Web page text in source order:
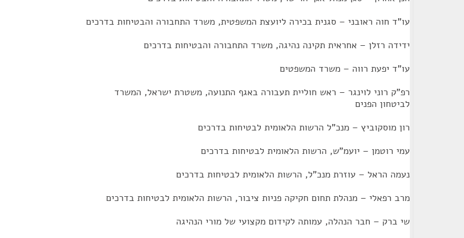
עו"ד חוה ראובני – סגנית בכירה ליועצת המשפטית, משרד התחבורה והבטיחות בדרכים
ידידה רזלן – אחראית תקינה נהיגה, משרד התחבורה והבטיחות בדרכים
עו"ד יפעת רווה – משרד המשפטים
רפ"ק רוני לוינגר – ראש חוליית תעבורה באגף התנועה, משטרת ישראל, המשרד
לביטחון הפנים
רון מוסקוביץ – מנכ"ל הרשות הלאומית לבטיחות בדרכים
עמי רוטמן – יועמ"ש, הרשות הלאומית לבטיחות בדרכים
נעמה הראל – עוזרת מנכ"ל, הרשות הלאומית לבטיחות בדרכים
מרב רפאלי – מנהלת תחום חקיקה פניות ציבור, הרשות הלאומית לבטיחות בדרכים
שי ברק – חבר הנהלה, עמותה לקידום מקצועי של מורי הנהיגה